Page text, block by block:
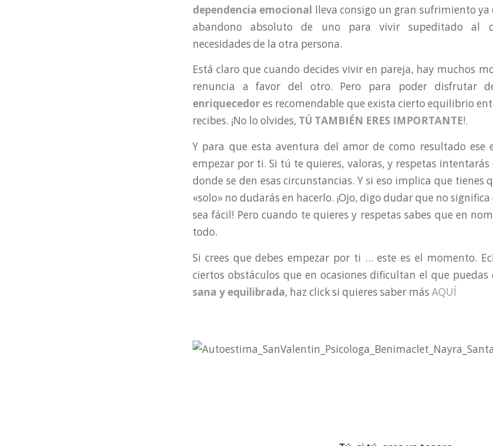
dependencia emocional lleva consigo un gran sufrimiento
abandono absoluto de uno para vivir supeditado al
necesidades de la otra persona.
Está claro que cuando decides vivir en pareja, hay muchos
renuncia a favor del otro. Pero para poder disfrutar
enriquecedor es recomendable que exista cierto equilibrio
recibes. ¡No lo olvides, TÚ TAMBIÉN ERES IMPORTANTE!.
Y para que esta aventura del amor de como resultado
empezar por ti. Si tú te quieres, valoras, y respetas
donde se den esas circunstancias. Y si eso implica que tienes
«solo» no dudarás en hacerlo. ¡Ojo, digo dudar que no
sea fácil! Pero cuando te quieres y respetas sabes que en
todo.
Si crees que debes empezar por ti … este es el momento.
ciertos obstáculos que en ocasiones dificultan el que
sana y equilibrada, haz click si quieres saber más AQUÍ